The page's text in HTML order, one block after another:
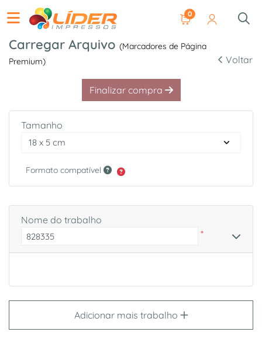
0
Carregar Arquivo (Marcadores de Página
Premium)
Voltar
Finalizar compra
Tamanho
Formato compatível
Nome do trabalho
*
Adicionar mais trabalho